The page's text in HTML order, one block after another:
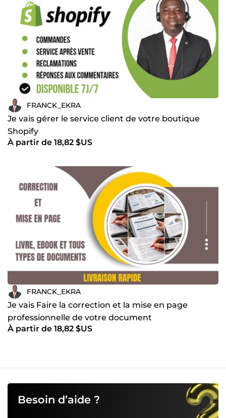
FRANCK_EKRA
Je vais gérer le service client de votre boutique
Shopify
À partir de 18,82 $US
FRANCK_EKRA
Je vais Faire la correction et la mise en page
professionnelle de votre document
À partir de 18,82 $US
Besoin d’aide ?